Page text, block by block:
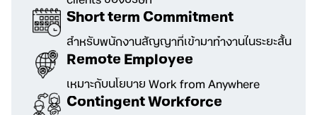
Short term Commitment
สำหรับพนักงานสัญญาที่เข้ามาทำงานในระยะสั้น
Remote Employee
เหมาะกับนโยบาย Work from Anywhere
Contingent Workforce